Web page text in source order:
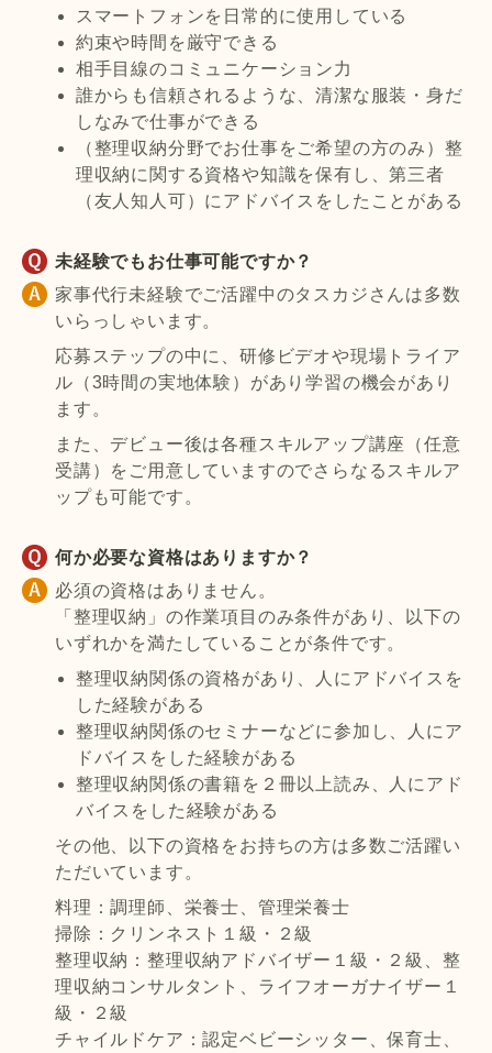
スマートフォンを日常的に使用している
約束や時間を厳守できる
相手目線のコミュニケーション力
誰からも信頼されるような、清潔な服装・身だ
しなみで仕事ができる
（整理収納分野でお仕事をご希望の方のみ）整
理収納に関する資格や知識を保有し、第三者
（友人知人可）にアドバイスをしたことがある
未経験でもお仕事可能ですか？
家事代行未経験でご活躍中のタスカジさんは多数
いらっしゃいます。
応募ステップの中に、研修ビデオや現場トライア
ル（3時間の実地体験）があり学習の機会があり
ます。
また、デビュー後は各種スキルアップ講座（任意
受講）をご用意していますのでさらなるスキルア
ップも可能です。
何か必要な資格はありますか？
必須の資格はありません。
「整理収納」の作業項目のみ条件があり、以下の
いずれかを満たしていることが条件です。
整理収納関係の資格があり、人にアドバイスを
した経験がある
整理収納関係のセミナーなどに参加し、人にア
ドバイスをした経験がある
整理収納関係の書籍を２冊以上読み、人にアド
バイスをした経験がある
その他、以下の資格をお持ちの方は多数ご活躍い
ただいています。
料理：調理師、栄養士、管理栄養士
掃除：クリンネスト１級・２級
整理収納：整理収納アドバイザー１級・２級、整
理収納コンサルタント、ライフオーガナイザー１
級・２級
チャイルドケア：認定ベビーシッター、保育士、